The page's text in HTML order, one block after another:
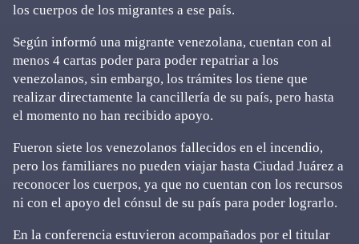
los cuerpos de los migrantes a ese país.
Según informó una migrante venezolana, cuentan con al
menos 4 cartas poder para poder repatriar a los
venezolanos, sin embargo, los trámites los tiene que
realizar directamente la cancillería de su país, pero hasta
el momento no han recibido apoyo.
Fueron siete los venezolanos fallecidos en el incendio,
pero los familiares no pueden viajar hasta Ciudad Juárez a
reconocer los cuerpos, ya que no cuentan con los recursos
ni con el apoyo del cónsul de su país para poder lograrlo.
En la conferencia estuvieron acompañados por el titular